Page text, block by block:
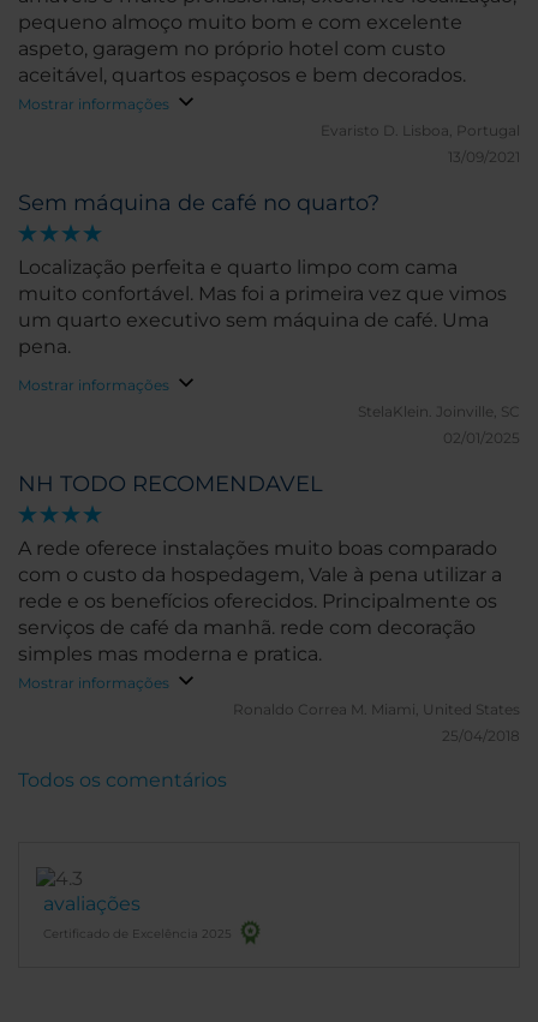
pequeno almoço muito bom e com excelente
aspeto, garagem no próprio hotel com custo
aceitável, quartos espaçosos e bem decorados.
Mostrar informações
Evaristo D.
Lisboa, Portugal
13/09/2021
Sem máquina de café no quarto?
Localização perfeita e quarto limpo com cama
muito confortável. Mas foi a primeira vez que vimos
um quarto executivo sem máquina de café. Uma
pena.
Mostrar informações
StelaKlein.
Joinville, SC
02/01/2025
NH TODO RECOMENDAVEL
A rede oferece instalações muito boas comparado
com o custo da hospedagem, Vale à pena utilizar a
rede e os benefícios oferecidos. Principalmente os
serviços de café da manhã. rede com decoração
simples mas moderna e pratica.
Mostrar informações
Ronaldo Correa M. Miami, United States
25/04/2018
avaliações
Certificado de Excelência 2025
Todos os comentários